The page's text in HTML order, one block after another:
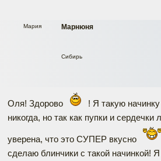
Марнюня
Мария
Сибирь
Оля! Здорово
! Я такую
никогда, но так как пупки и
уверена, что это СУПЕР вкусно
сделаю блинчики с такой начинкой!